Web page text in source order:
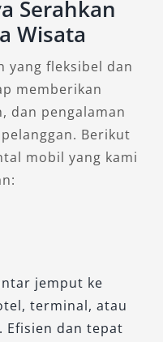
dan sistem
sewa Elf
dalam paket
sewa dengan
preferensi
disewakan
Rigid)
dari keluarga
efisiensi dan
Serahkan
Wisata
yang fleksibel dan
memberikan
dan pengalaman
Berikut
mobil yang kami
jemput ke
terminal, atau
Efisien dan tepat